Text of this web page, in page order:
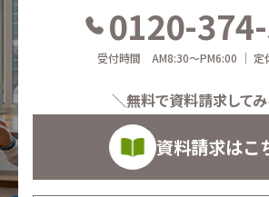
0120-
受付時間 AM8:30～PM6:00 ｜ 定
＼無料で資料請求して
資料請求はこ